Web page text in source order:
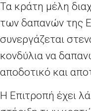
Τα κράτη μέλη
των δαπανών της
συνεργάζεται
κονδύλια να
αποδοτικό και
Η Επιτροπή έχει